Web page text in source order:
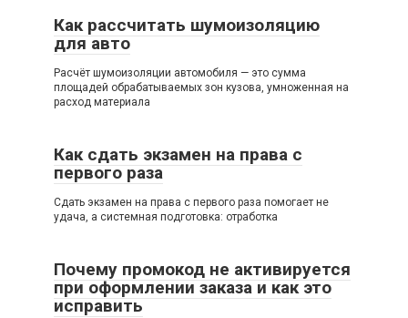
Как рассчитать шумоизоляцию
для авто
Расчёт шумоизоляции автомобиля — это сумма
площадей обрабатываемых зон кузова, умноженная на
расход материала
Как сдать экзамен на права с
первого раза
Сдать экзамен на права с первого раза помогает не
удача, а системная подготовка: отработка
Почему промокод не активируется
при оформлении заказа и как это
исправить